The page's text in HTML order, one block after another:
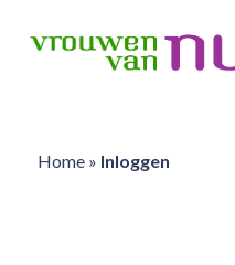
Home» Inloggen